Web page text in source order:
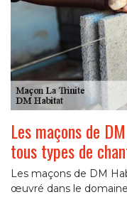
Les maçons de
tous types de
Les maçons de DM
œuvré dans le